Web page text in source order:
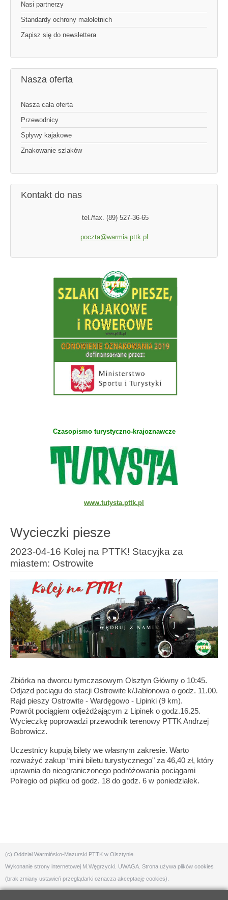
Nasi partnerzy
Standardy ochrony małoletnich
Zapisz się do newslettera
Nasza oferta
Nasza cała oferta
Przewodnicy
Spływy kajakowe
Znakowanie szlaków
Kontakt do nas
tel./fax. (89) 527-36-65
poczta@warmia.pttk.pl
Czasopismo turystyczno-krajoznawcze
www.tutysta.pttk.pl
Wycieczki piesze
2023-04-16 Kolej na PTTK! Stacyjka za
miastem: Ostrowite
Zbiórka na dworcu tymczasowym Olsztyn Główny o 10:45.
Odjazd pociągu do stacji Ostrowite k/Jabłonowa o godz. 11.00.
Rajd pieszy Ostrowite - Wardęgowo - Lipinki (9 km).
Powrót pociągiem odjeżdżającym z Lipinek o godz.16.25.
Wycieczkę poprowadzi przewodnik terenowy PTTK Andrzej
Bobrowicz.
Uczestnicy kupują bilety we własnym zakresie. Warto
rozważyć zakup “mini biletu turystycznego" za 46,40 zł, który
uprawnia do nieograniczonego podróżowania pociągami
Polregio od piątku od godz. 18 do godz. 6 w poniedziałek.
(c) Oddział Warmińsko-Mazurski PTTK w Olsztynie.
Wykonanie strony internetowej M.Węgrzycki . UWAGA. Strona używa plików cookies
(brak zmiany ustawień przeglądarki oznacza akceptację cookies).